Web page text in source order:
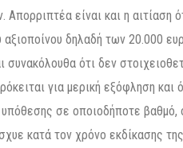
είναι και η αιτίαση
δηλαδή των 20.000
συνακόλουθα ότι δεν
για μερική εξόφληση
υπόθεσης σε οποιοδήποτε
κατά τον χρόνο εκδίκασης